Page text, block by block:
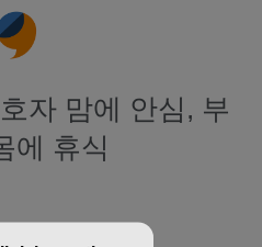
자 맘에 안심, 부
에 휴식